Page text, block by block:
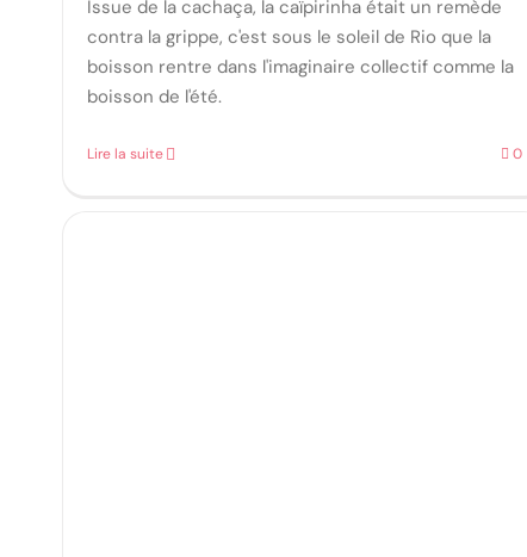
Issue de la cachaça, la caïpirinha était un remède
contra la grippe, c'est sous le soleil de Rio que la
boisson rentre dans l'imaginaire collectif comme la
boisson de l'été.
Lire la suite 0